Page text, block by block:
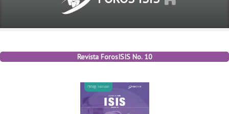
Revista ForosISIS No. 10